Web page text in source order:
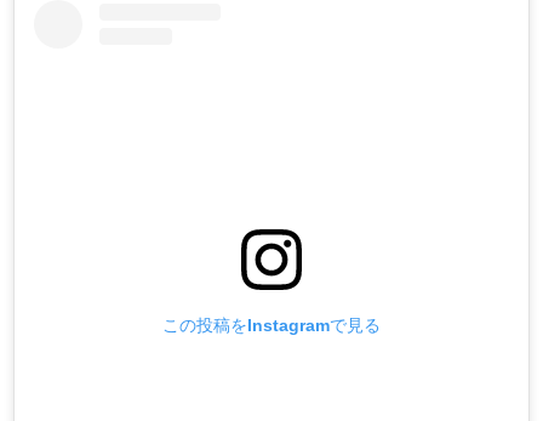
この投稿をInstagramで見る